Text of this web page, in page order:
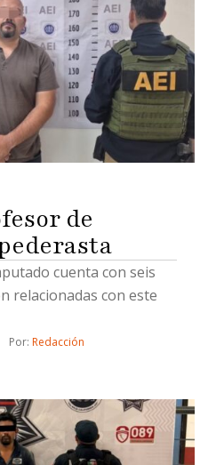
de
cuenta con seis
relacionadas con este
Por: Redacción